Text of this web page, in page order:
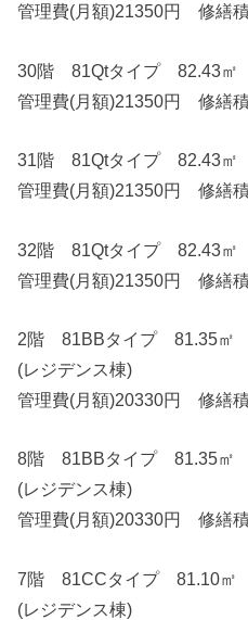
管理費(月額)21350円 修繕
30階 81Qtタイプ 82.43㎡
管理費(月額)21350円 修繕
31階 81Qtタイプ 82.43㎡
管理費(月額)21350円 修繕
32階 81Qtタイプ 82.43㎡
管理費(月額)21350円 修繕
2階 81BBタイプ 81.35㎡
(レジデンス棟)
管理費(月額)20330円 修繕
8階 81BBタイプ 81.35㎡
(レジデンス棟)
管理費(月額)20330円 修繕
7階 81CCタイプ 81.10㎡
(レジデンス棟)